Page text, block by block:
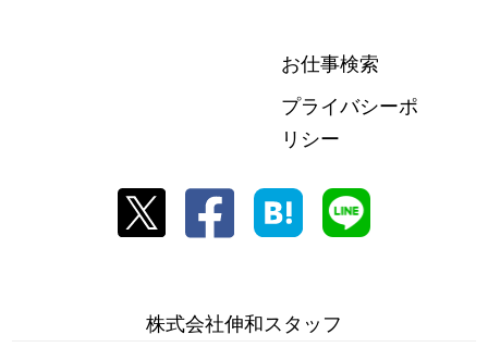
お仕事検索
プライバシーポ
リシー
株式会社伸和スタッフ